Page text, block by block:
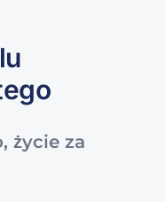
życie za